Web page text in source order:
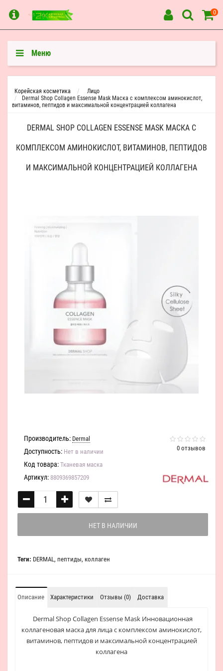
0
Меню
Корейская косметика
Лицо
Dermal Shop Collagen Essense Mask Маска c комплексом аминокислот,
витаминов, пептидов и максимальной концентрацией коллагена
DERMAL SHOP COLLAGEN ESSENSE MASK МАСКА C
КОМПЛЕКСОМ АМИНОКИСЛОТ, ВИТАМИНОВ, ПЕПТИДОВ
И МАКСИМАЛЬНОЙ КОНЦЕНТРАЦИЕЙ КОЛЛАГЕНА
0 отзывов
Производитель: Dermal
Доступность: Нет в наличии
Код товара: Тканевая маска
Артикул: 8809369857209
НЕТ В НАЛИЧИИ
Теги: DERMAL, пептиды, коллаген
Описание Характеристики Отзывы (0) Доставка
Dermal Shop Collagen Essense Mask Инновационная
коллагеновая маска для лица c комплексом аминокислот,
витаминов, пептидов и максимальной концентрацией
коллагена